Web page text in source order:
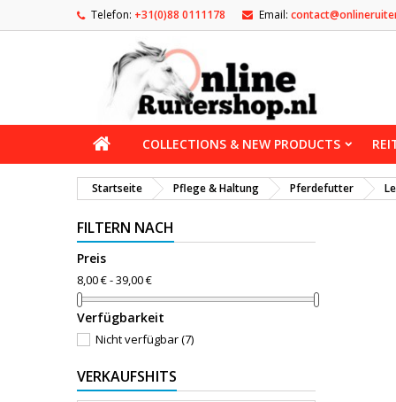
Telefon: +31(0)88 0111178 Email:
COLLECTIONS & NEW PRODUCTS
Startseite Pflege & Haltung Pferdefutter
FILTERN NACH
Preis
8,00 € - 39,00 €
Verfügbarkeit
Nicht verfügbar(7)
VERKAUFSHITS